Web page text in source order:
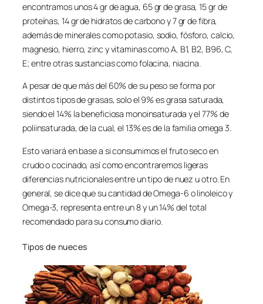
encontramos unos 4 gr de agua, 65 gr de grasa, 15 gr de
proteínas, 14 gr de hidratos de carbono y 7 gr de fibra,
además de minerales como potasio, sodio, fósforo, calcio,
magnesio, hierro, zinc y vitaminas como A, B1, B2, B96, C,
E; entre otras sustancias como folacina, niacina.
A pesar de que más del 60% de su peso se forma por
distintos tipos de grasas, solo el 9% es grasa saturada,
siendo el 14% la beneficiosa monoinsaturada y el 77% de
poliinsaturada, de la cual, el 13% es de la familia omega 3.
Esto variará en base a si consumimos el fruto seco en
crudo o cocinado, así como encontraremos ligeras
diferencias nutricionales entre un tipo de nuez u otro. En
general, se dice que su cantidad de Omega-6 o linoleico y
Omega-3, representa entre un 8 y un 14% del total
recomendado para su consumo diario.
Tipos de nueces